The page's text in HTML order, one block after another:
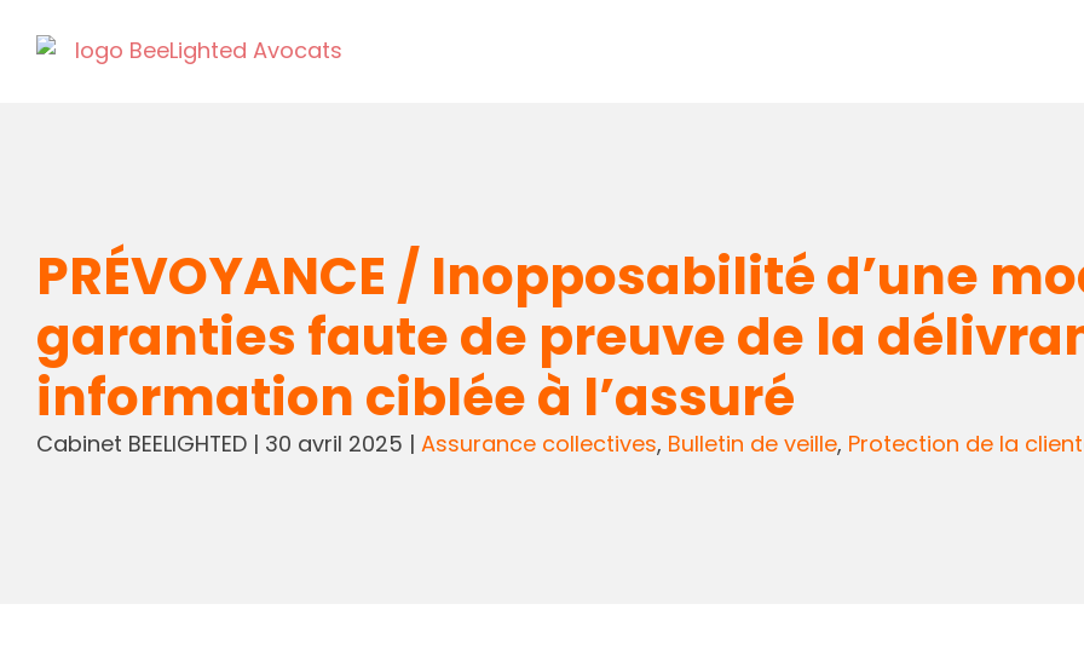
PRÉVOYANCE / Inopposabilité d’une
garanties faute de preuve de la
information ciblée à l’assuré
Cabinet BEELIGHTED| 30 avril 2025 | Assurance collectives, Bulletin de veille, Protection de la